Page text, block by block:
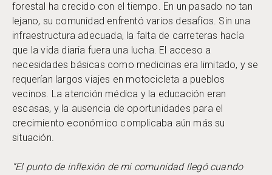
forestal ha crecido con el tiempo. En un pasado no tan
lejano, su comunidad enfrentó varios desafíos. Sin una
infraestructura adecuada, la falta de carreteras hacía
que la vida diaria fuera una lucha. El acceso a
necesidades básicas como medicinas era limitado, y se
requerían largos viajes en motocicleta a pueblos
vecinos. La atención médica y la educación eran
escasas, y la ausencia de oportunidades para el
crecimiento económico complicaba aún más su
situación.
“El punto de inflexión de mi comunidad llegó cuando